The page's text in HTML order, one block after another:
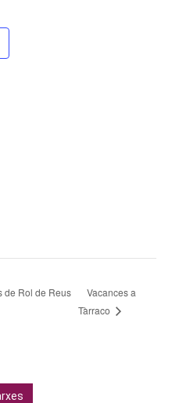
de Rol de Reus
Vacances a
Tàrraco